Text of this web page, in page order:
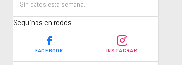
Sin datos esta semana.
Seguinos en redes
FACEBOOK INSTAGRAM